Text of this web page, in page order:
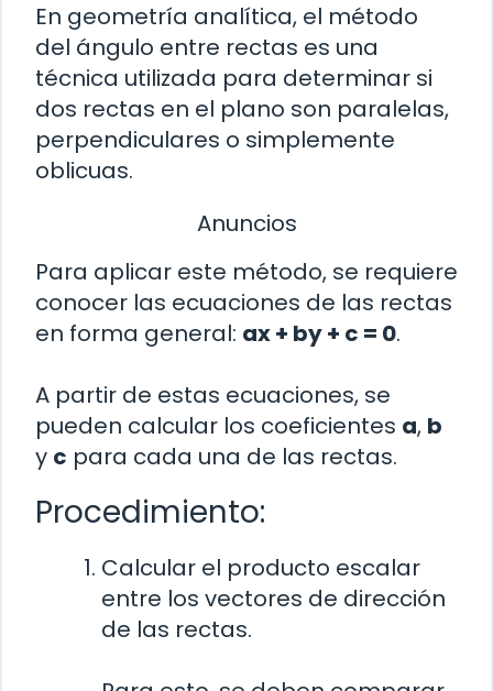
En geometría analítica, el método
del ángulo entre rectas es una
técnica utilizada para determinar si
dos rectas en el plano son paralelas,
perpendiculares o simplemente
oblicuas.
Anuncios
Para aplicar este método, se requiere
conocer las ecuaciones de las rectas
en forma general: ax + by + c = 0.
A partir de estas ecuaciones, se
pueden calcular los coeficientes a, b
y c para cada una de las rectas.
Procedimiento:
Calcular el producto escalar
entre los vectores de dirección
de las rectas.